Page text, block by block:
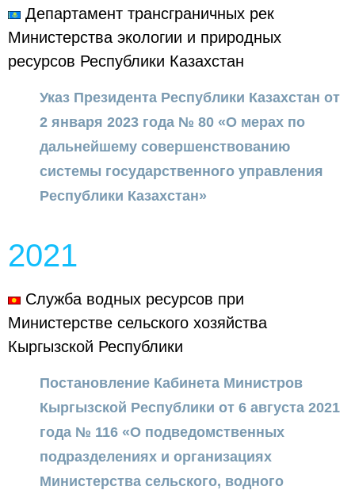
Департамент трансграничных рек
Министерства экологии и природных
ресурсов Республики Казахстан
Указ Президента Республики Казахстан от
2 января 2023 года № 80 «О мерах по
дальнейшему совершенствованию
системы государственного управления
Республики Казахстан»
2021
Служба водных ресурсов при
Министерстве сельского хозяйства
Кыргызской Республики
Постановление Кабинета Министров
Кыргызской Республики от 6 августа 2021
года № 116 «О подведомственных
подразделениях и организациях
Министерства сельского, водного